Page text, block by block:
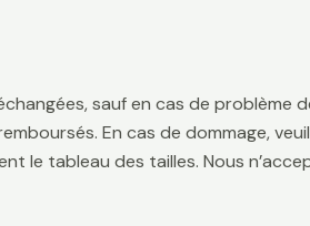
sauf en cas de problème
En cas de dommage,
le tableau des tailles. Nous